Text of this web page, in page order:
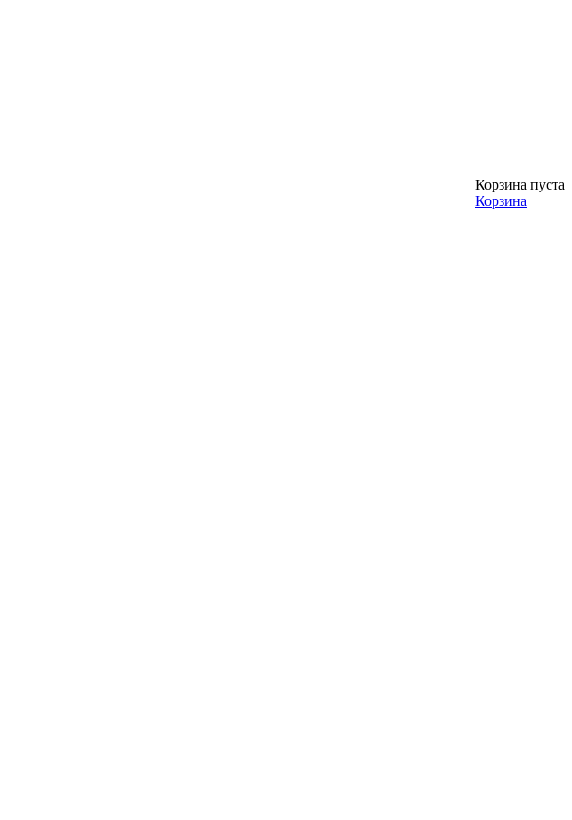
Корзина пуста
Корзина